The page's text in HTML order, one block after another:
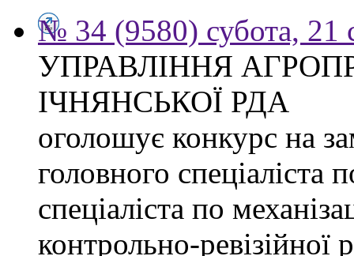
№ 34 (9580) субота, 21
УПРАВЛІННЯ
ІЧНЯНСЬКОЇ РДА
оголошує конкурс на
головного спеціаліста
спеціаліста по
контрольно-ревізійної